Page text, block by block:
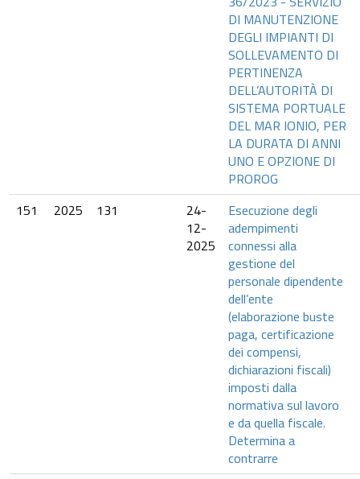
DI MANUTENZIONE
DEGLI IMPIANTI DI
SOLLEVAMENTO DI
PERTINENZA
DELL’AUTORITÀ DI
SISTEMA PORTUALE
DEL MAR IONIO, PER
LA DURATA DI ANNI
UNO E OPZIONE DI
PROROG
151
2025 131
24-
12-
2025
Esecuzione degli
adempimenti
connessi alla
gestione del
personale dipendente
dell’ente
(elaborazione buste
paga, certificazione
dei compensi,
dichiarazioni fiscali)
imposti dalla
normativa sul lavoro
e da quella fiscale.
Determina a
contrarre